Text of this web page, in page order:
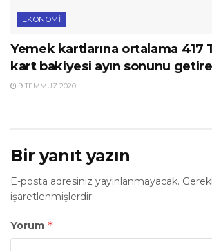
EKONOMI
Yemek kartlarına ortalama 417
kart bakiyesi ayın sonunu
9 TEMMUZ 2020
Bir yanıt yazın
E-posta adresiniz yayınlanmayacak.
işaretlenmişlerdir
Yorum *